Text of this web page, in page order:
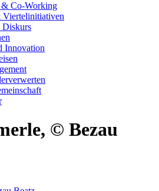
Co-Working
Diskurs
Innovation
© Bezau